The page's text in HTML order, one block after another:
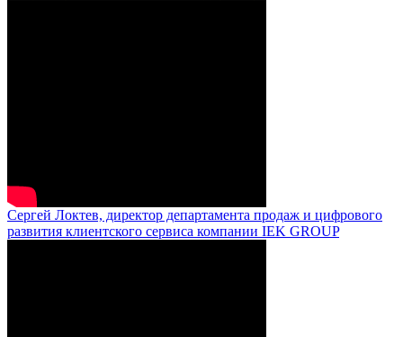
Сергей Локтев, директор департамента продаж и цифрового
развития клиентского сервиса компании IEK GROUP